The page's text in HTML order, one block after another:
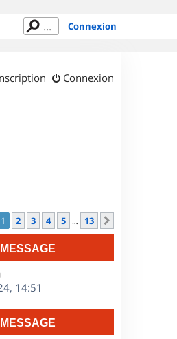
Connexion
Connexion
sur13
1 2 3 4 5 … 13
14:51